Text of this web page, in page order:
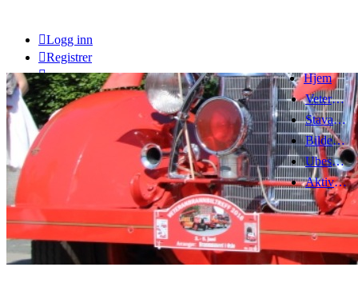
Logg inn
Registrer
Hjem
Veteranbrannbiltreff 2008
Stavanger Brannbilklubb
Bildegalleri
Ubesvarte innlegg
Aktive emner